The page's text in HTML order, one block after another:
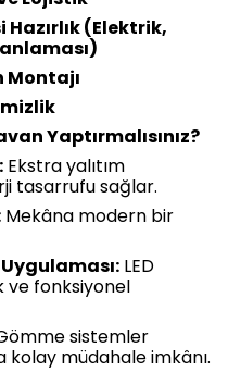
(Elektrik,
Montajı
Yaptırmalısınız?
Ekstra yalıtım
tasarrufu sağlar.
Mekâna modern bir
LED
ve fonksiyonel
sistemler
kolay müdahale imkânı.